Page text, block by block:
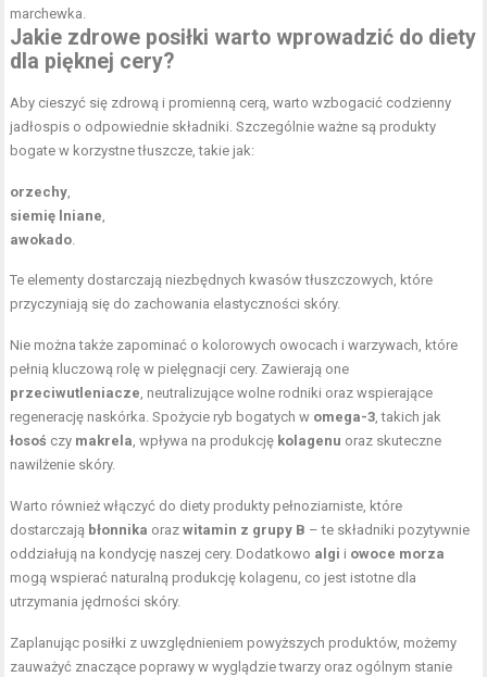
marchewka.
Jakie zdrowe posiłki warto wprowadzić do diety
dla pięknej cery?
Aby cieszyć się zdrową i promienną cerą, warto wzbogacić codzienny
jadłospis o odpowiednie składniki. Szczególnie ważne są produkty
bogate w korzystne tłuszcze, takie jak:
orzechy,
siemię lniane,
awokado.
Te elementy dostarczają niezbędnych kwasów tłuszczowych, które
przyczyniają się do zachowania elastyczności skóry.
Nie można także zapominać o kolorowych owocach i warzywach, które
pełnią kluczową rolę w pielęgnacji cery. Zawierają one
przeciwutleniacze, neutralizujące wolne rodniki oraz wspierające
regenerację naskórka. Spożycie ryb bogatych w omega-3, takich jak
łosoś czy makrela, wpływa na produkcję kolagenu oraz skuteczne
nawilżenie skóry.
Warto również włączyć do diety produkty pełnoziarniste, które
dostarczają błonnika orazwitamin z grupy B – te składniki pozytywnie
oddziałują na kondycję naszej cery. Dodatkowo algi i owoce morza
mogą wspierać naturalną produkcję kolagenu, co jest istotne dla
utrzymania jędrności skóry.
Zaplanując posiłki z uwzględnieniem powyższych produktów, możemy
zauważyć znaczące poprawy w wyglądzie twarzy oraz ogólnym stanie